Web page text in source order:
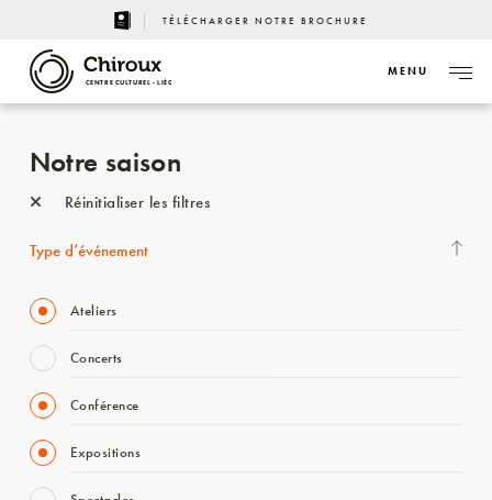
TÉLÉCHARGER NOTRE BROCHURE
CENTRE CULTUREL - LIÈGE
MENU
Notre saison
Réinitialiser les filtres
Type d’événement
Ateliers
Concerts
Conférence
Expositions